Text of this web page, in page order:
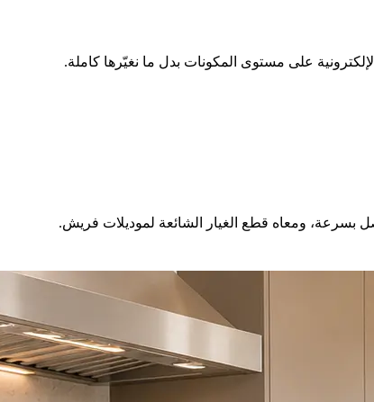
على مستوى المكونات بدل ما نغيّرها كاملة.
بسرعة، ومعاه قطع الغيار الشائعة لموديلات فريش.